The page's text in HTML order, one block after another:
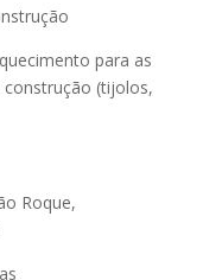
para as
construção (tijolos,
Roque,